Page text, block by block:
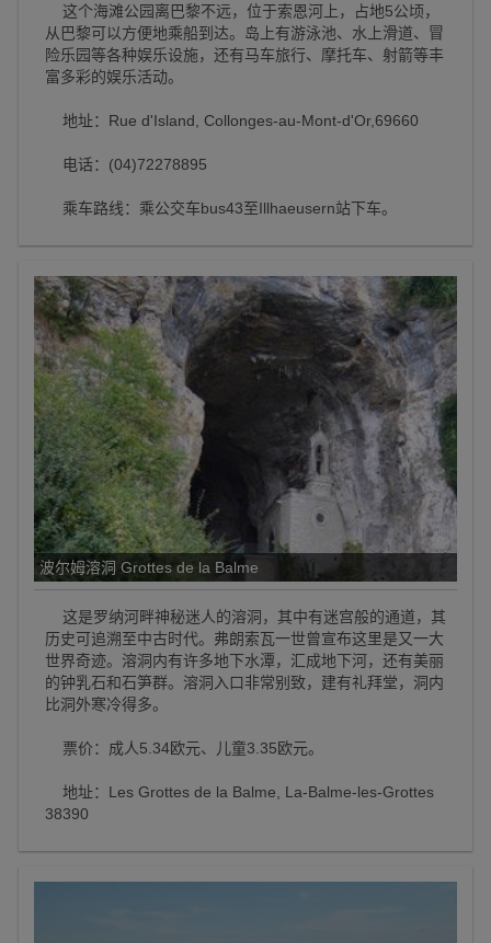
这个海滩公园离巴黎不远，位于索恩河上，占地5公顷，
从巴黎可以方便地乘船到达。岛上有游泳池、水上滑道、冒
险乐园等各种娱乐设施，还有马车旅行、摩托车、射箭等丰
富多彩的娱乐活动。
地址：Rue d'Island, Collonges-au-Mont-d'Or,69660
电话：(04)72278895
乘车路线：乘公交车bus43至Illhaeusern站下车。
波尔姆溶洞 Grottes de la Balme
这是罗纳河畔神秘迷人的溶洞，其中有迷宫般的通道，其
历史可追溯至中古时代。弗朗索瓦一世曾宣布这里是又一大
世界奇迹。溶洞内有许多地下水潭，汇成地下河，还有美丽
的钟乳石和石笋群。溶洞入口非常别致，建有礼拜堂，洞内
比洞外寒冷得多。
票价：成人5.34欧元、儿童3.35欧元。
地址：Les Grottes de la Balme, La-Balme-les-Grottes
38390